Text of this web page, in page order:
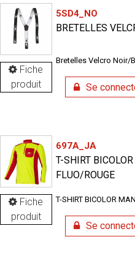
Fiche
produit
5SD4_NO
BRETELLES
Bretelles Velcro Noir/
Se
Fiche
produit
697A_JA
T-SHIRT
FLUO/ROUGE
T-SHIRT BICOLOR
Se